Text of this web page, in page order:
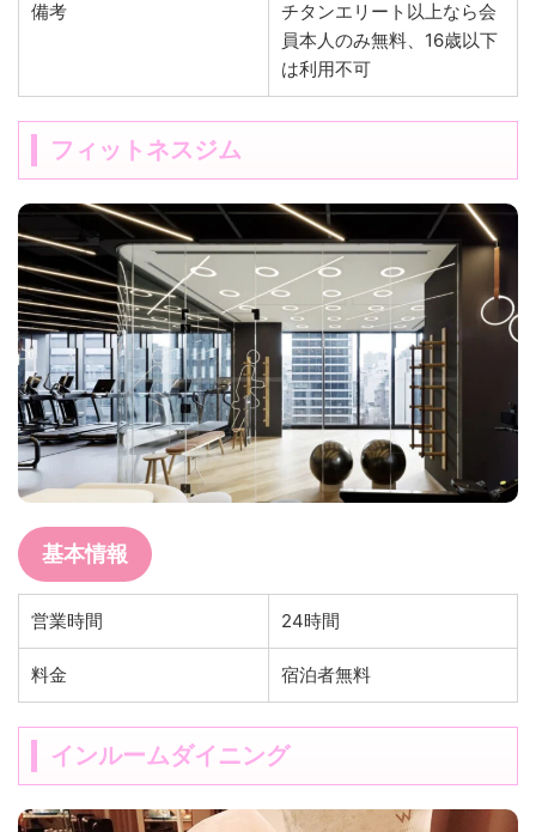
備考
チタンエリート以上なら会
員本人のみ無料、16歳以下
は利用不可
フィットネスジム
基本情報
営業時間 24時間
料金 宿泊者無料
インルームダイニング